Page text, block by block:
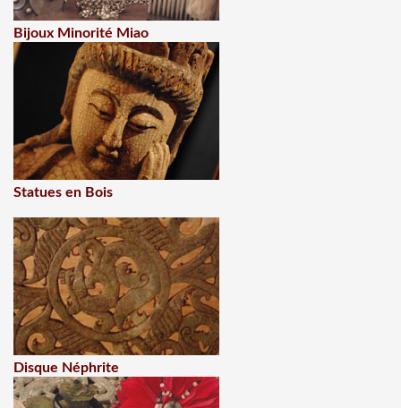
Bijoux Minorité Miao
Statues en Bois
Disque Néphrite